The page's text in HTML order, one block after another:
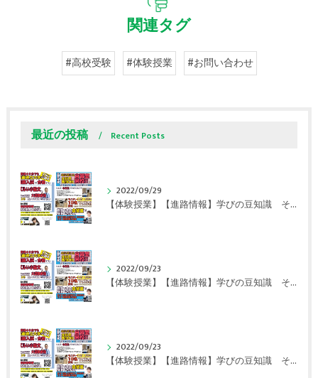
関連タグ
#高校受験 #体験授業 #お問い合わせ
最近の投稿 Recent Posts
2022/09/29
【体験授業】【進路情報】学びの豆知識 その108 やはり、これに帰ってくる？｜英賀保駅前のすらら学習塾姫路英賀保校
2022/09/23
【体験授業】【進路情報】学びの豆知識 その107 実力テストや模試が苦手な人は｜英賀保駅前のすらら学習塾姫路英賀保校
2022/09/23
【体験授業】【進路情報】学びの豆知識 その106 やはり目的がないとモチベーションが上がらない ｜英賀保駅前のすらら学習塾姫路英賀保校